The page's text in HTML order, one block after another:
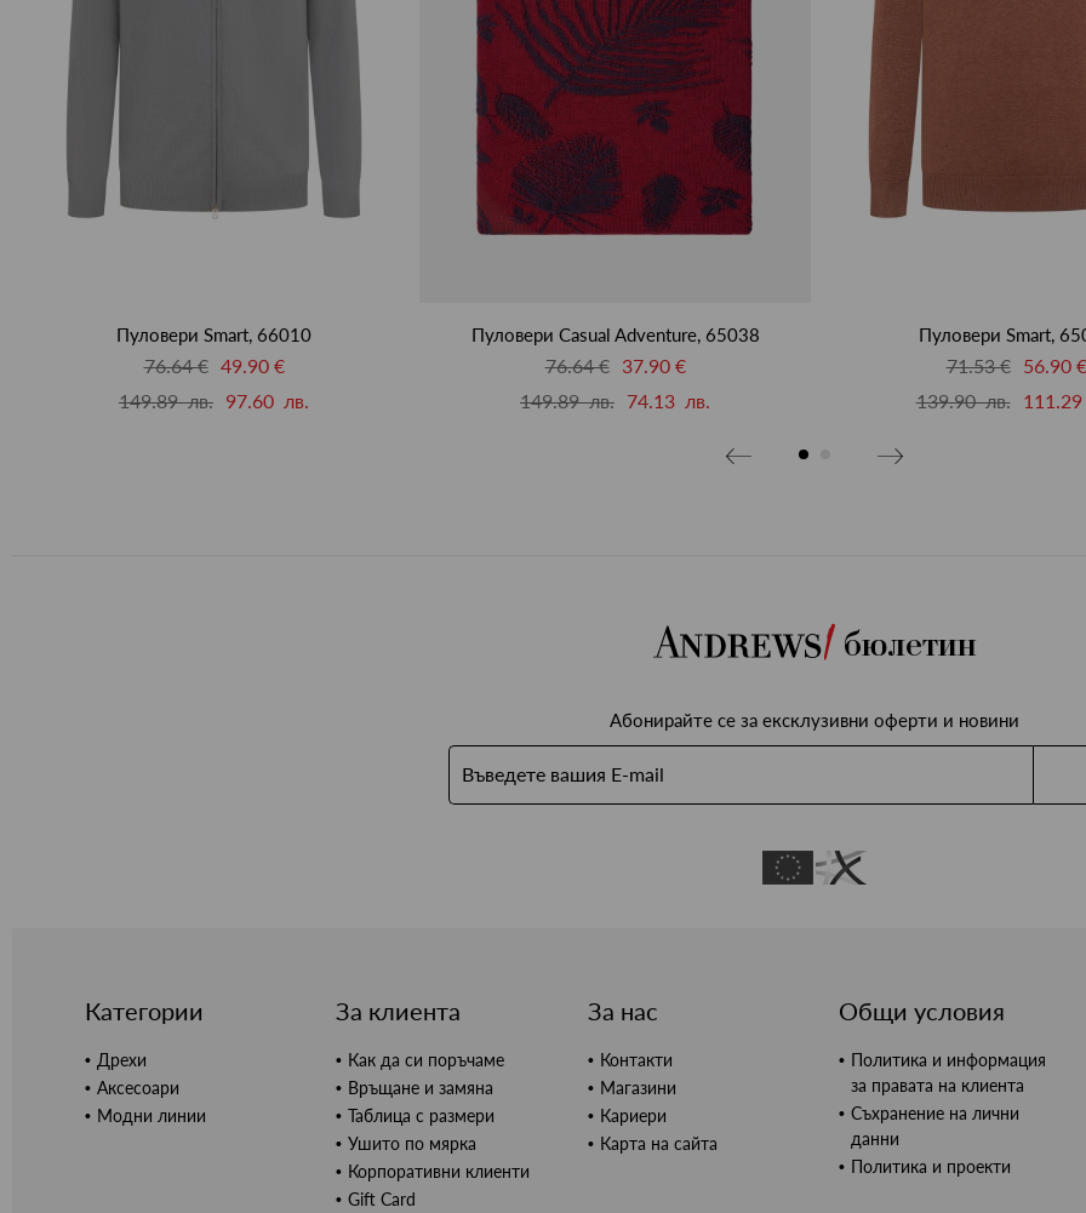
Пуловери Smart, 66010
76.64 € 49.90 €
149.89 лв. 97.60 лв.
Пуловери Casual Adventure, 65038
76.64 €
37.90 €
149.89 лв. 74.13 лв.
Пуловери Smart,
71.53 €
56.90 €
139.90 лв.
111.29
бюлетин
Абонирайте се за ексклузивни оферти и новини
Категории
Дрехи
Аксесоари
Модни линии
За клиента
Как да си поръчаме
Връщане и замяна
Таблица с размери
Ушито по мярка
Корпоративни клиенти
Gift Card
За нас
Контакти
Магазини
Кариери
Карта на сайта
Общи условия
Политика и информация
за правата на клиента
Съхранение на лични
данни
Политика и проекти